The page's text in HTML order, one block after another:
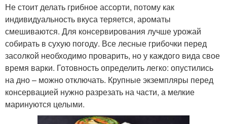
Не стоит делать грибное ассорти, потому как
индивидуальность вкуса теряется, ароматы
смешиваются. Для консервирования лучше урожай
собирать в сухую погоду. Все лесные грибочки перед
засолкой необходимо проварить, но у каждого вида свое
время варки. Готовность определить легко: опустились
на дно – можно отключать. Крупные экземпляры перед
консервацией нужно разрезать на части, а мелкие
маринуются целыми.